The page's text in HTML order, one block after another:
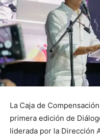
La Caja de
primera edición de
liderada por la Dirección